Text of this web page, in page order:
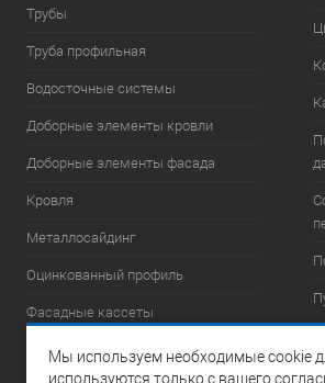
Трубы
Труба профильная
Водосточные системы
Доборные элементы кровли
Доборные элементы фасада
Кровля
Металлосайдинг
Оцинкованный профиль
Фасадные кассеты
Фасадные системы
Мы используем необходимые cookie
используются только с вашего